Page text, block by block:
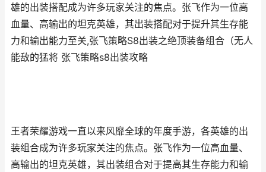
雄的出装搭配成为许多玩家关注的焦点。张飞作为一位高
血量、高输出的坦克英雄，其出装搭配对于提升其生存能
力和输出能力至关,张飞策略S8出装之绝顶装备组合（无人
能敌的猛将 张飞策略s8出装攻略
王者荣耀游戏一直以来风靡全球的年度手游，各英雄的出
装组合成为许多玩家关注的焦点。张飞作为一位高血量、
高输出的坦克英雄，其出装组合对于提高其生存能力和输